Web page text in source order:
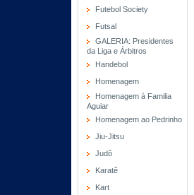
Futebol Society
Futsal
GALERIA: Presidentes
da Liga e Árbitros
Handebol
Homenagem
Homenagem à Familia
Aguiar
Homenagem ao Pedrinho
Jiu-Jitsu
Judô
Karatê
Kart